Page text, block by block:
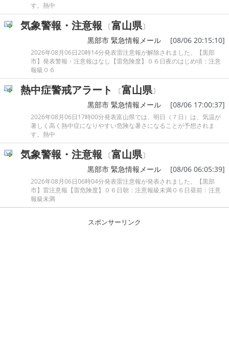
す。熱中
気象警報・注意報 〔富山県〕
黒部市 緊急情報メール
[08/06 20:15:10]
2026年08月06日20時14分発表雷注意報が解除されました。【黒部
市】発表警報・注意報はなし【雷危険度】０６日夜のはじめ頃：注意
報級０６
熱中症警戒アラート 〔富山県〕
黒部市 緊急情報メール
[08/06 17:00:37]
2026年08月06日17時00分発表富山県では、明日（７日）は、気温が
著しく高く熱中症になりやすい危険な暑さになることが予想されま
す。熱中
気象警報・注意報 〔富山県〕
黒部市 緊急情報メール
[08/06 06:05:39]
2026年08月06日06時04分発表雷注意報が発表されました。【黒部
市】雷注意報【雷危険度】０６日朝：注意報級未満０６日昼前：注意
報級未満
スポンサーリンク